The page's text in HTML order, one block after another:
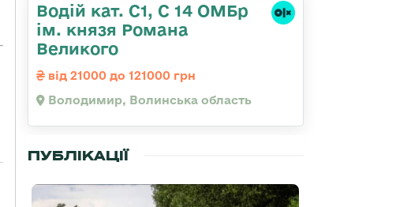
Водій кат. С1, С 14 ОМБр
ім. князя Романа
Великого
від 21000 до 121000 грн
Володимир, Волинська область
ПУБЛІКАЦІЇ